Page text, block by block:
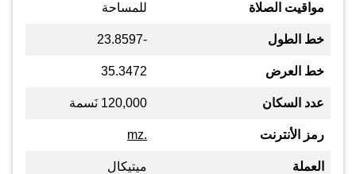
مواقيت الصلاة
للمساحة
خط الطول -23.8597
خط العرض 35.3472
عدد السكان 120,000 نَسمة
رمز الأنترنت .mz
العملة ميتيكال